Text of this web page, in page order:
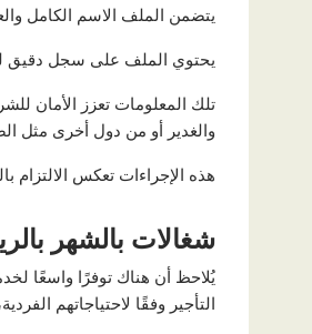
يتضمن الملف الاسم الكامل
يحتوي الملف على سجل دقيق
تلك المعلومات تعزز الأمان
والغدير أو من دول أخرى مثل
هذه الإجراءات تعكس الالتزام
شغالات بالشهر
يُلاحظ أن هناك توفرًا واسعًا
التأجير وفقًا لاحتياجاتهم